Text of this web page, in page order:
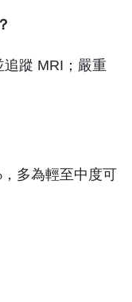
蹤 MRI；嚴重
多為輕至中度可